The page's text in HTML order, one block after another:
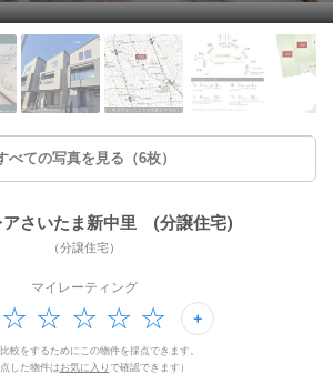
べての写真を見る（6枚）
アさいたま新中里 (分譲住宅)
（分譲住宅）
マイレーティング
較をするためにこの物件を採点できます。
点した物件は お気に入り で確認できます）